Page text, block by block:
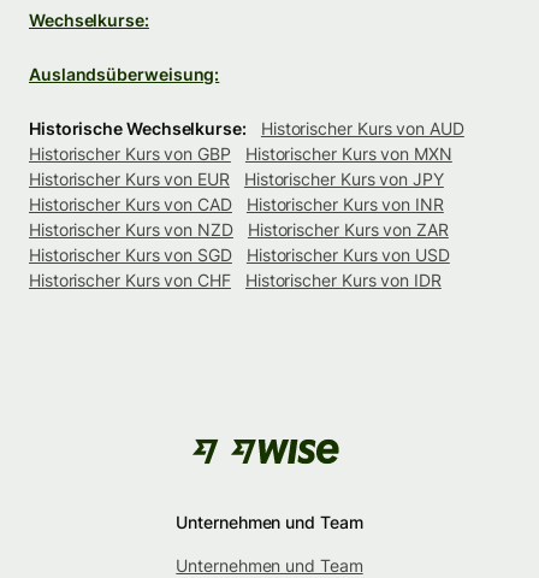
Wechselkurse:
Auslandsüberweisung:
Historische Wechselkurse:
Historischer Kurs von AUD
Historischer Kurs von GBP
Historischer Kurs von MXN
Historischer Kurs von EUR
Historischer Kurs von JPY
Historischer Kurs von CAD
Historischer Kurs von INR
Historischer Kurs von NZD
Historischer Kurs von ZAR
Historischer Kurs von SGD
Historischer Kurs von USD
Historischer Kurs von CHF
Historischer Kurs von IDR
Unternehmen und Team
Unternehmen und Team